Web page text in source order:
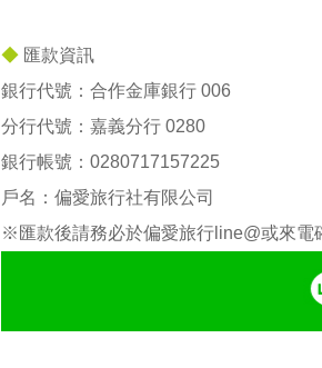
◆ 匯款資訊
銀行代號：合作金庫銀行 006
分行代號：嘉義分行 0280
銀行帳號： 0280717157225
戶名：偏愛旅行社有限公司
※匯款後請務必於偏愛旅行line@或來電